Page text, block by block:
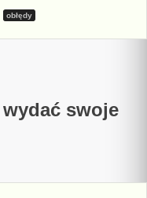
obłędy
wydać swoje